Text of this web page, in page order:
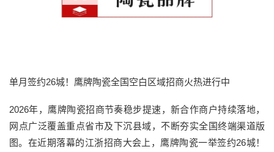
单月签约26城！鹰牌陶瓷全国空白区域招商火热进行中
2026年，鹰牌陶瓷招商节奏稳步提速，新合作商户持续落地，
网点广泛覆盖重点省市及下沉县域，不断夯实全国终端渠道版
图。在近期落幕的江浙招商大会上，鹰牌陶瓷一举签约26城！